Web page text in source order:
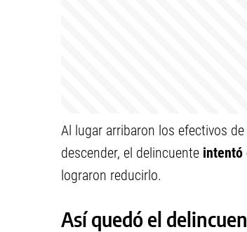
Al lugar arribaron los efectivos
descender, el delincuente intentó
lograron reducirlo.
Así quedó el